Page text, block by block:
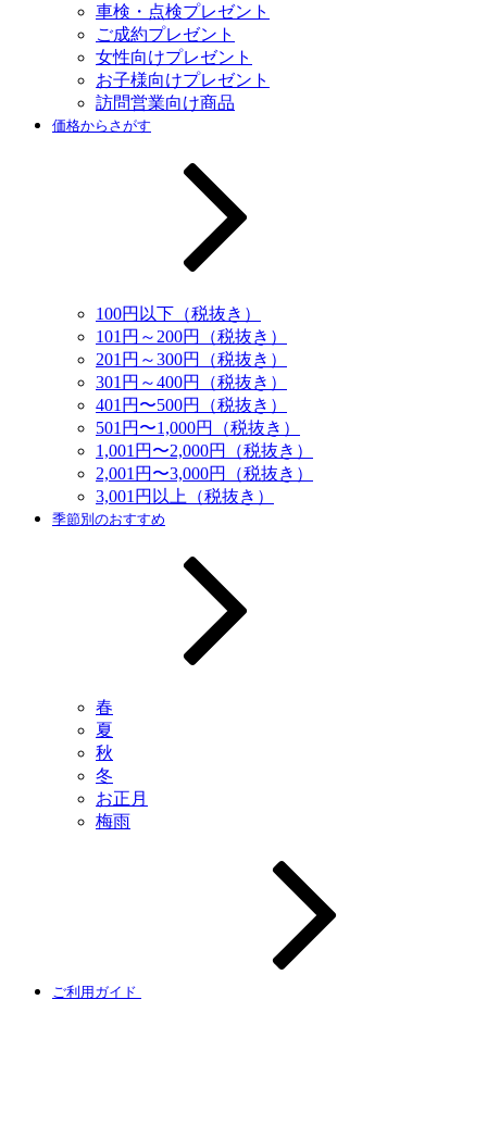
車検・点検プレゼント
ご成約プレゼント
女性向けプレゼント
お子様向けプレゼント
訪問営業向け商品
価格からさがす
100円以下（税抜き）
101円～200円（税抜き）
201円～300円（税抜き）
301円～400円（税抜き）
401円〜500円（税抜き）
501円〜1,000円（税抜き）
1,001円〜2,000円（税抜き）
2,001円〜3,000円（税抜き）
3,001円以上（税抜き）
季節別のおすすめ
春
夏
秋
冬
お正月
梅雨
ご利用ガイド